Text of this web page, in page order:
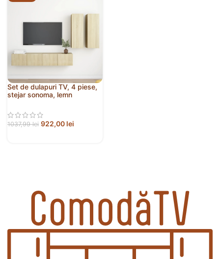
Set de dulapuri TV, 4 piese,
stejar sonoma, lemn
1037,99lei 922,00 lei